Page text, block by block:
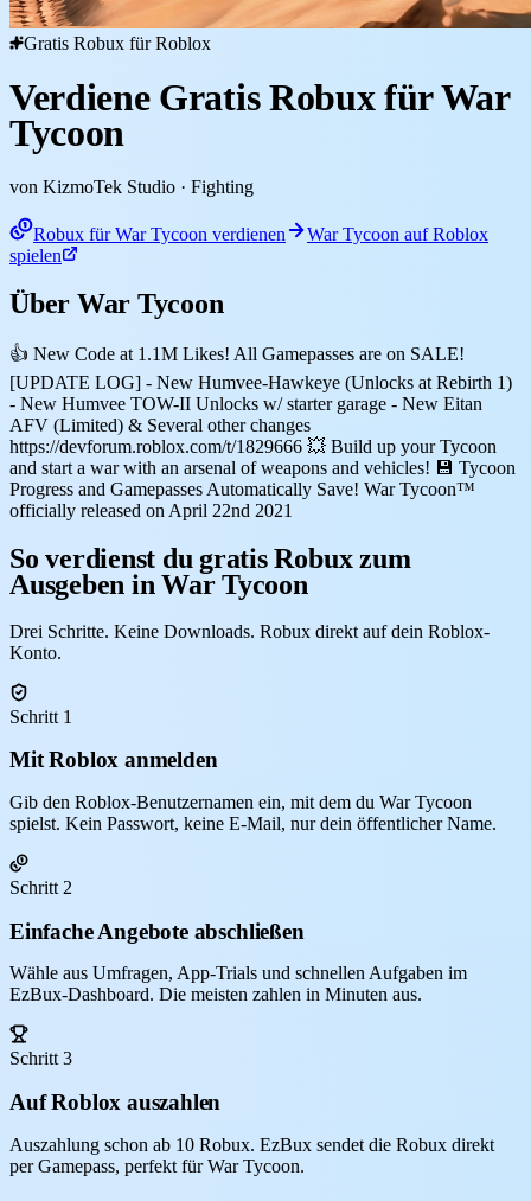
Gratis Robux für Roblox
Verdiene Gratis Robux für War
Tycoon
von KizmoTek Studio · Fighting
Robux für War Tycoon verdienen
War Tycoon auf Roblox
spielen
Über War Tycoon
👍 New Code at 1.1M Likes! All Gamepasses are on SALE!
[UPDATE LOG] - New Humvee-Hawkeye (Unlocks at Rebirth 1)
- New Humvee TOW-II Unlocks w/ starter garage - New Eitan
AFV (Limited) & Several other changes
https://devforum.roblox.com/t/1829666 💥 Build up your Tycoon
and start a war with an arsenal of weapons and vehicles! 💾 Tycoon
Progress and Gamepasses Automatically Save! War Tycoon™
officially released on April 22nd 2021
So verdienst du gratis Robux zum
Ausgeben in War Tycoon
Drei Schritte. Keine Downloads. Robux direkt auf dein Roblox-
Konto.
Schritt 1
Mit Roblox anmelden
Gib den Roblox-Benutzernamen ein, mit dem du War Tycoon
spielst. Kein Passwort, keine E-Mail, nur dein öffentlicher Name.
Schritt 2
Einfache Angebote abschließen
Wähle aus Umfragen, App-Trials und schnellen Aufgaben im
EzBux-Dashboard. Die meisten zahlen in Minuten aus.
Schritt 3
Auf Roblox auszahlen
Auszahlung schon ab 10 Robux. EzBux sendet die Robux direkt
per Gamepass, perfekt für War Tycoon.